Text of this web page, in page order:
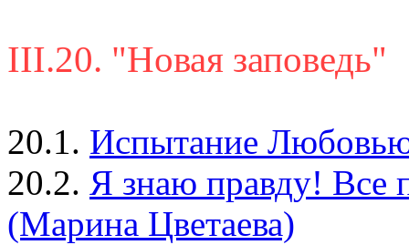
III.20. "Новая заповедь"
20.1. Испытание
20.2. Я знаю правду! Все
(Марина Цветаева)